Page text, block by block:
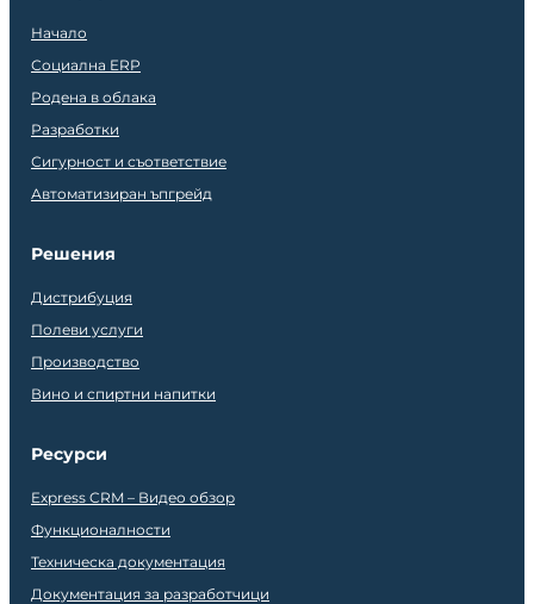
Начало
Социална ERP
Родена в облака
Разработки
Сигурност и съответствие
Автоматизиран ъпгрейд
Решения
Дистрибуция
Полеви услуги
Производство
Вино и спиртни напитки
Ресурси
Express CRM – Видео обзор
Функционалности
Техническа документация
Документация за разработчици